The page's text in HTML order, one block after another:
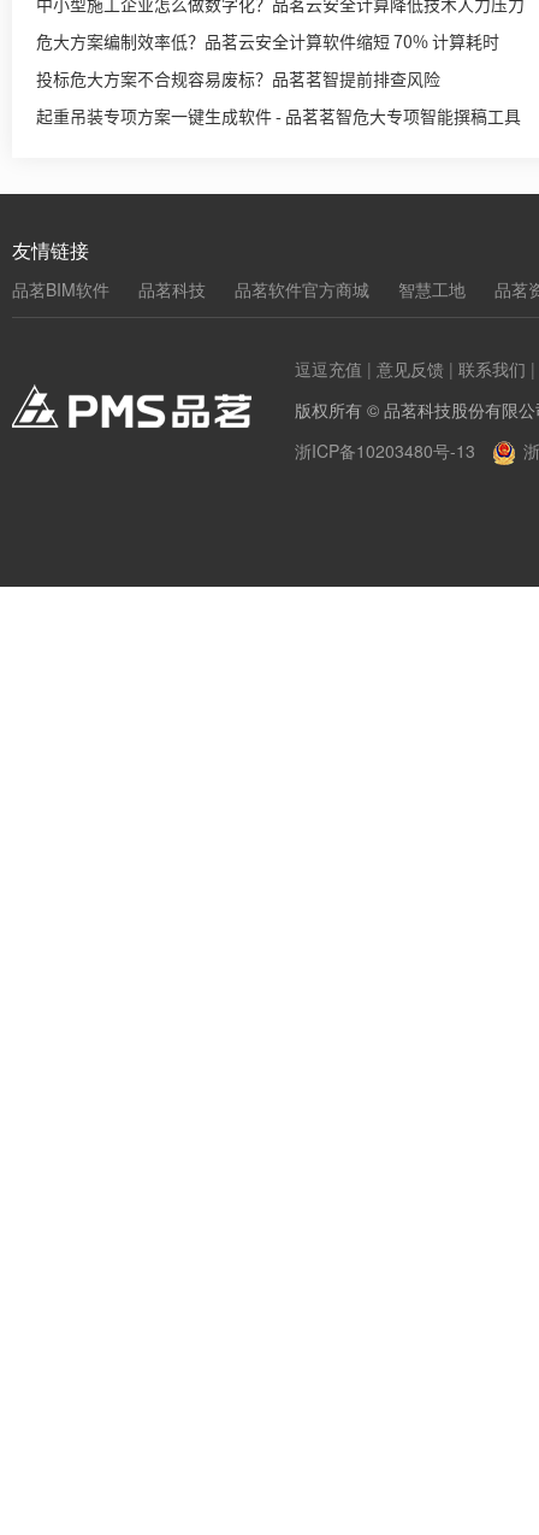
危大方案编制效率低？品茗云安全计算软件缩短 70% 计算耗时
投标危大方案不合规容易废标？品茗茗智提前排查风险
起重吊装专项方案一键生成软件 - 品茗茗智危大专项智能撰稿工具
友情链接
品茗BIM软件 品茗科技 品茗软件官方商城 智慧工地 品茗
逗逗充值 | 意见反馈 | 联系我们 |
版权所有 © 品茗科技股份有限
浙ICP备10203480号-13